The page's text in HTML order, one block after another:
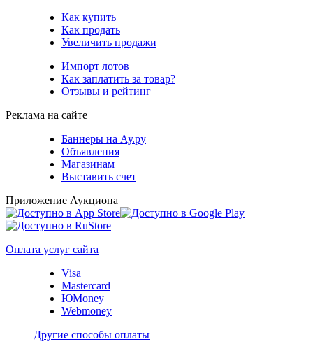
Как купить
Как продать
Увеличить продажи
Импорт лотов
Как заплатить за товар?
Отзывы и рейтинг
Реклама на сайте
Баннеры на Ау.ру
Объявления
Магазинам
Выставить счет
Приложение Аукциона
Оплата услуг сайта
Visa
Mastercard
ЮMoney
Webmoney
Другие способы оплаты